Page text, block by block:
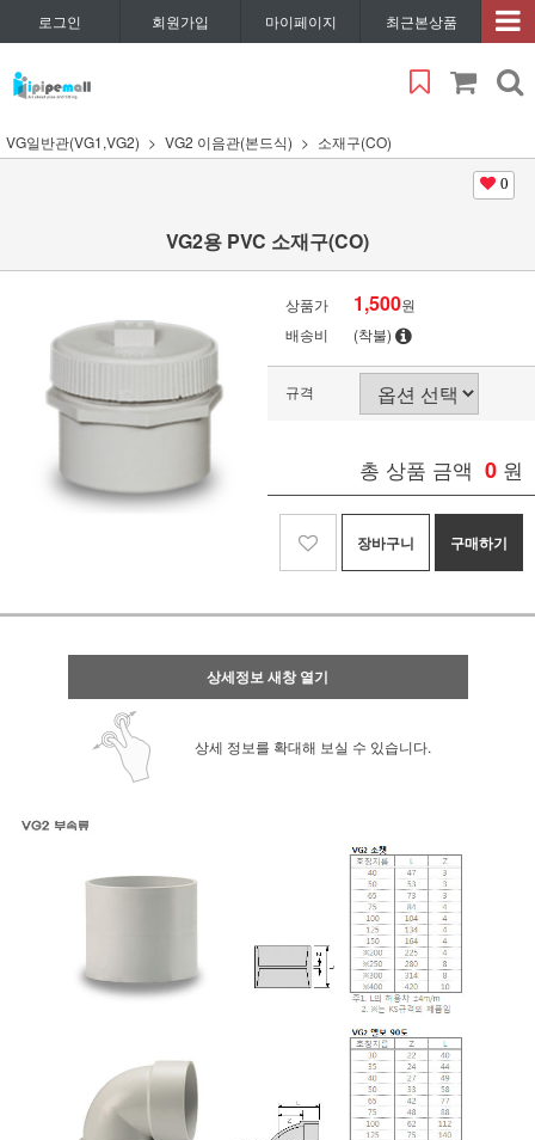
로그인 회원가입 마이페이지 최근본상품
VG일반관(VG1,VG2) VG2 이음관(본드식) 소재구(CO)
0
VG2용 PVC 소재구(CO)
상품가 1,500원
배송비
(착불)
규격
총 상품 금액 0 원
장바구니 구매하기
상세정보 새창 열기
상세 정보를 확대해 보실 수 있습니다.